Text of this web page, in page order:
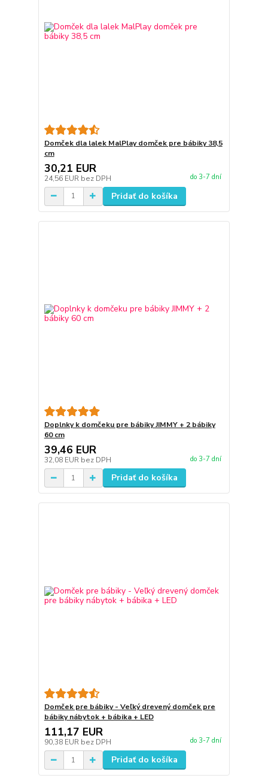
Domček dla lalek MalPlay domček pre bábiky 38,5
cm
30,21 EUR
24,56 EUR bez DPH do 3-7 dní
Pridať do košíka
Doplnky k domčeku pre bábiky JIMMY + 2 bábiky
60 cm
39,46 EUR
32,08 EUR bez DPH do 3-7 dní
Pridať do košíka
Domček pre bábiky - Veľký drevený domček pre
bábiky nábytok + bábika + LED
111,17 EUR
90,38 EUR bez DPH do 3-7 dní
Pridať do košíka